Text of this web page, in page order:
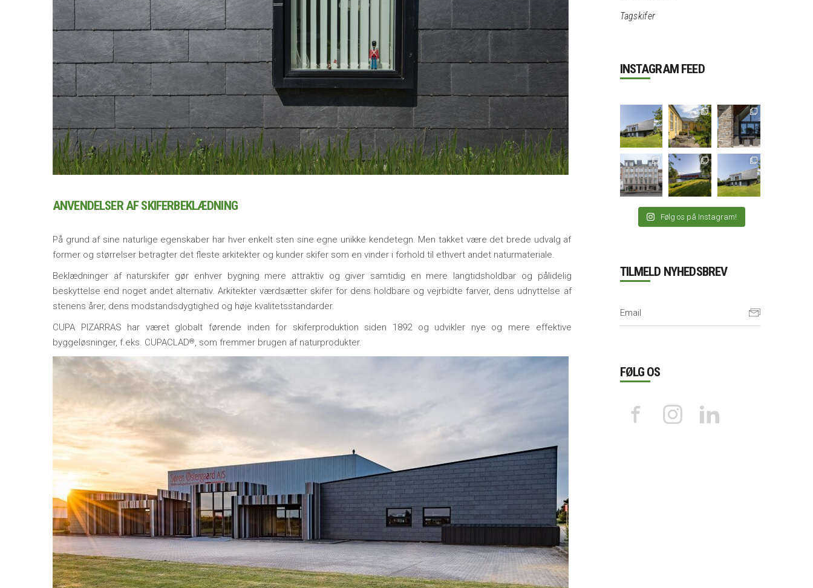
ANVENDELSER AF SKIFERBEKLÆDNING
På grund af sine naturlige egenskaber har hver enkelt sten sine egne unikke kendetegn. Men takket være det brede udvalg af
former og størrelser betragter det fleste arkitekter og kunder skifer som en vinder i forhold til ethvert andet naturmateriale.
Beklædninger af naturskifer gør enhver bygning mere attraktiv og giver samtidig en mere langtidsholdbar og pålidelig
beskyttelse end noget andet alternativ. Arkitekter værdsætter skifer for dens holdbare og vejrbidte farver, dens udnyttelse af
stenens årer, dens modstandsdygtighed og høje kvalitetsstandarder.
CUPA PIZARRAS har været globalt førende inden for skiferproduktion siden 1892 og udvikler nye og mere effektive
byggeløsninger, f.eks. CUPACLAD®, som fremmer brugen af naturprodukter.
Tagskifer
INSTAGRAM FEED
Følg os på Instagram!
TILMELD NYHEDSBREV
FØLG OS